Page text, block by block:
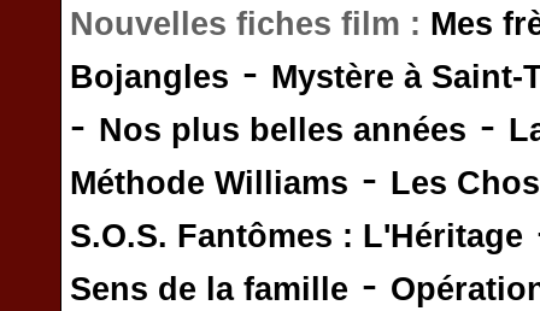
Nouvelles fiches film : Mes
Bojangles - Mystère à Saint-
- Nos plus belles années -
Méthode Williams - Les
S.O.S. Fantômes : L'Héritage
Sens de la famille -